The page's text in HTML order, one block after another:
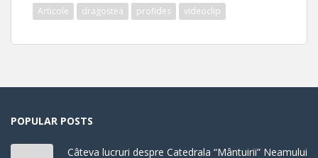
Articole dragostea profides videoclip
POPULAR POSTS
Câteva lucruri despre Catedrala “Mântuirii” Neamului